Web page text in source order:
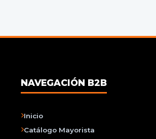
NAVEGACIÓN B2B
Inicio
Catálogo Mayorista